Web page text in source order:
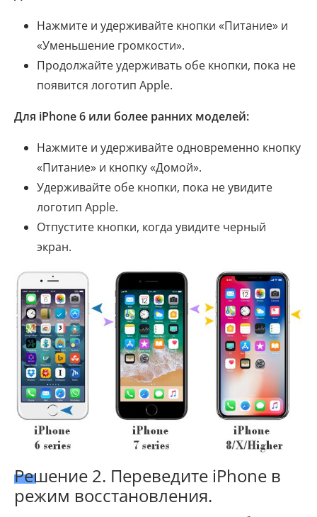
Нажмите и удерживайте кнопки «Питание» и
«Уменьшение громкости».
Продолжайте удерживать обе кнопки, пока не
появится логотип Apple.
Для iPhone 6 или более ранних моделей:
Нажмите и удерживайте одновременно кнопку
«Питание» и кнопку «Домой».
Удерживайте обе кнопки, пока не увидите
логотип Apple.
Отпустите кнопки, когда увидите черный
экран.
Решение 2. Переведите iPhone в
режим восстановления.